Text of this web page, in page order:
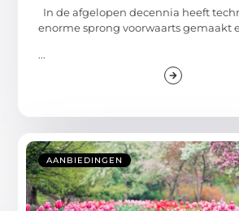
In de afgelopen decennia heeft
enorme sprong voorwaarts gemaakt
...
AANBIEDINGEN